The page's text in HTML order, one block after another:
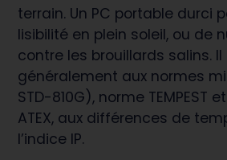
terrain. Un PC portable durci
lisibilité en plein soleil, ou de
contre les brouillards salins. Il
généralement aux normes
STD-810G), norme TEMPEST
ATEX, aux différences de
l’indice IP.